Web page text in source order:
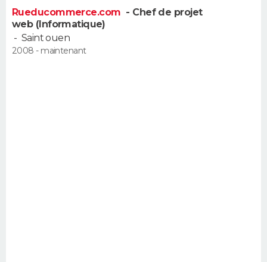
Rueducommerce.com - Chef de projet
web (Informatique)
- Saint ouen
2008 - maintenant